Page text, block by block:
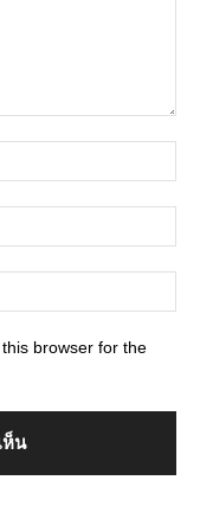
browser for the